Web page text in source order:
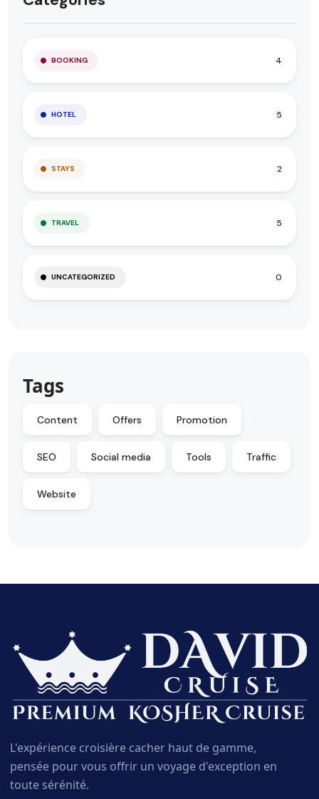
BOOKING 4
HOTEL 5
STAYS 2
TRAVEL 5
UNCATEGORIZED 0
Tags
Content Offers Promotion
SEO Social media Tools Traffic
Website
L'expérience croisière cacher haut de gamme,
pensée pour vous offrir un voyage d'exception en
toute sérénité.